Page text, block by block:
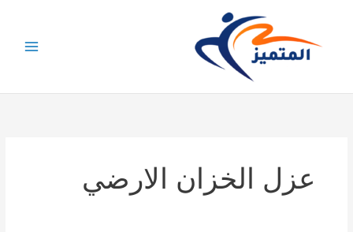
المحتوى
عزل الخزان الارضي